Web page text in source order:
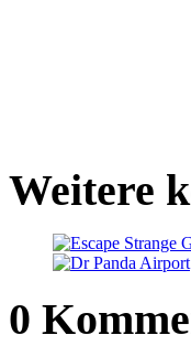
Weitere
0